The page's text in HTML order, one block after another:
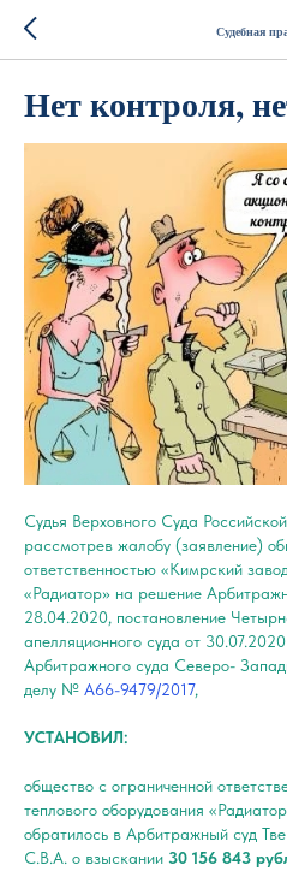
Судебная
Нет контроля,
Судья Верховного Суда
рассмотрев жалобу (заявление)
ответственностью «Кимрский
«Радиатор» на решение
28.04.2020, постановление
апелляционного суда от
Арбитражного суда Северо-
делу № А66-9479/2017,
УСТАНОВИЛ:
общество с ограниченной
теплового оборудования
обратилось в Арбитражный суд
С.В.А. о взыскании 30 156 843